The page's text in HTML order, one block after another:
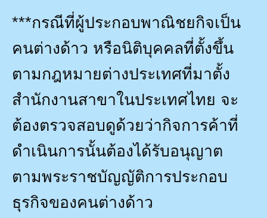
***กรณีที่ผู้ประกอบพาณิชยกิจเป็น
คนต่างด้าว หรือนิติบุคคลที่ตั้งขึ้น
ตามกฎหมายต่างประเทศที่มาตั้ง
สำนักงานสาขาในประเทศไทย จะ
ต้องตรวจสอบดูด้วยว่ากิจการค้าที่
ดำเนินการนั้นต้องได้รับอนุญาต
ตามพระราชบัญญัติการประกอบ
ธุรกิจของคนต่างด้าว